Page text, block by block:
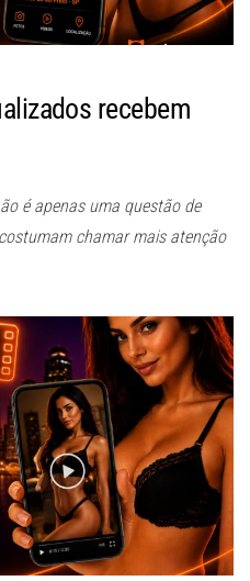
recebem
é apenas uma questão de
chamar mais atenção